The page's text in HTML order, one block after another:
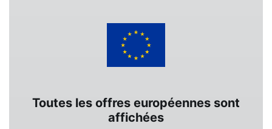
Toutes les offres européennes sont
affichées